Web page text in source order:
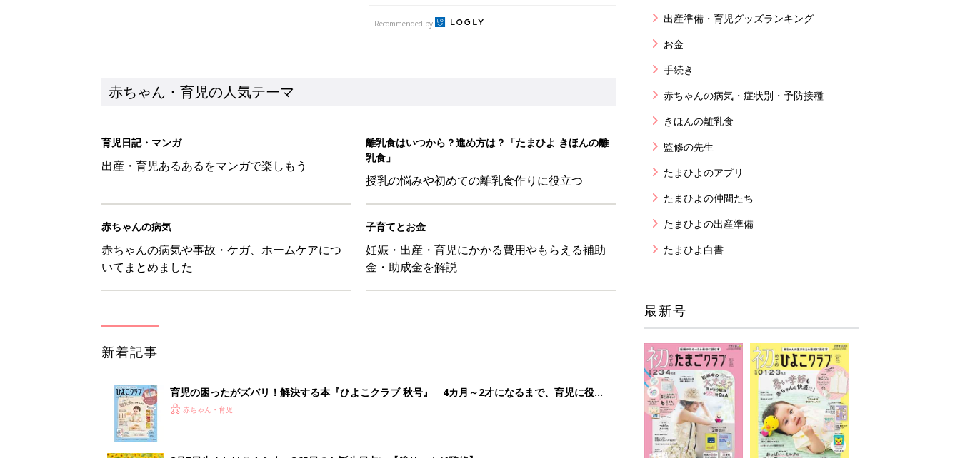
Recommended by
赤ちゃん・育児の人気テーマ
育児日記・マンガ
出産・育児あるあるをマンガで楽しもう
離乳食はいつから？進め方は？「たまひよ きほんの離
乳食」
授乳の悩みや初めての離乳食作りに役立つ
赤ちゃんの病気
赤ちゃんの病気や事故・ケガ、ホームケアにつ
いてまとめました
子育てとお金
妊娠・出産・育児にかかる費用やもらえる補助
金・助成金を解説
新着記事
育児の困ったがズバリ！解決する本『ひよこクラブ 秋号』 4カ月～2才になるまで、育児に役立
つ情報がいっぱい！
赤ちゃん・育児
出産準備・育児グッズランキング
お金
手続き
赤ちゃんの病気・症状別・予防接種
きほんの離乳食
監修の先生
たまひよのアプリ
たまひよの仲間たち
たまひよの出産準備
たまひよ白書
最新号